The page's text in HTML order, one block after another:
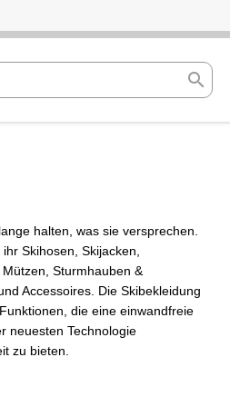
search
halten, was sie versprechen.
Skihosen, Skijacken,
Sturmhauben &
Accessoires. Die Skibekleidung
die eine einwandfreie
neuesten Technologie
zu bieten.